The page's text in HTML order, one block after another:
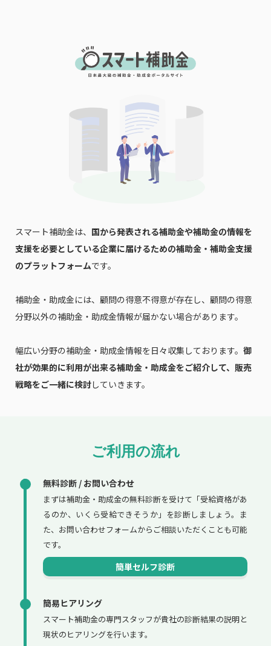
スマート補助金は、 国から発表される補助金や補助金の情報を
支援を必要としている企業に届けるための補助金・補助金支援
のプラットフォームです。
補助金・助成金には、顧問の得意不得意が存在し、顧問の得意
分野以外の補助金・助成金情報が届かない場合があります。
幅広い分野の補助金・助成金情報を日々収集しております。 御
社が効果的に利用が出来る補助金・助成金をご紹介して、販売
戦略をご一緒に検討していきます。
ご利用の流れ
無料診断 / お問い合わせ
まずは補助金・助成金の無料診断を受けて「受給資格があ
るのか、いくら受給できそうか」を診断しましょう。ま
た、お問い合わせフォームからご相談いただくことも可能
です。
簡単セルフ診断
簡易ヒアリング
スマート補助金の専門スタッフが貴社の診断結果の説明と
現状のヒアリングを行います。